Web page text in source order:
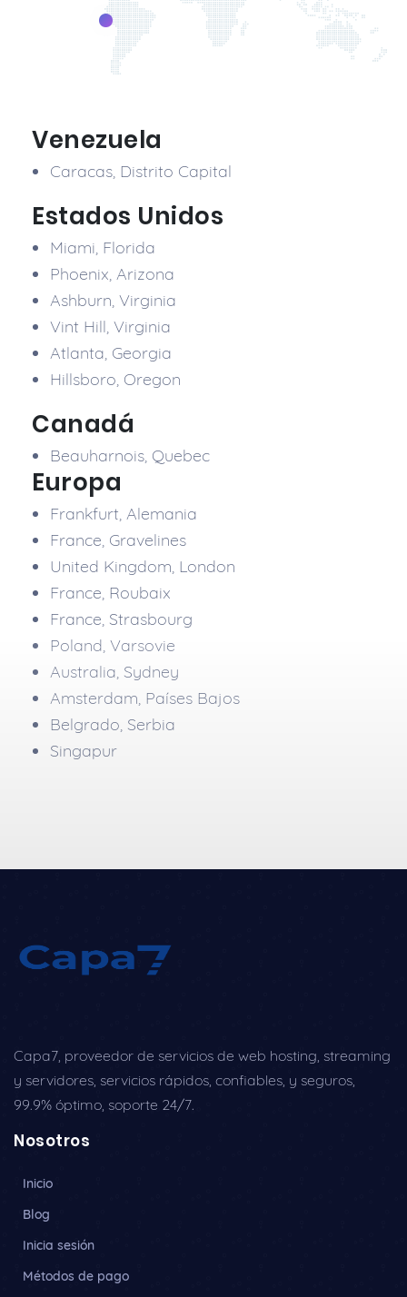
Venezuela
Caracas, Distrito Capital
Estados Unidos
Miami, Florida
Phoenix, Arizona
Ashburn, Virginia
Vint Hill, Virginia
Atlanta, Georgia
Hillsboro, Oregon
Canadá
Beauharnois, Quebec
Europa
Frankfurt, Alemania
France, Gravelines
United Kingdom, London
France, Roubaix
France, Strasbourg
Poland, Varsovie
Australia, Sydney
Amsterdam, Países Bajos
Belgrado, Serbia
Singapur
Capa7, proveedor de servicios de web hosting, streaming
y servidores, servicios rápidos, confiables, y seguros,
99.9% óptimo, soporte 24/7.
Nosotros
Inicio
Blog
Inicia sesión
Métodos de pago